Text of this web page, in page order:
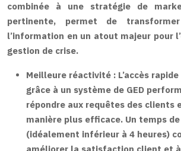
combinée à une stratégie de
pertinente, permet de
l’information en un atout majeur pour
gestion de crise.
Meilleure réactivité : L’accès
grâce à un système de GED
répondre aux requêtes des clients
manière plus efficace. Un temps
(idéalement inférieur à 4 heures)